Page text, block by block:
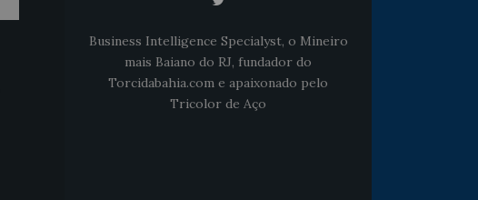
Business Intelligence Specialyst, o Mineiro
mais Baiano do RJ, fundador do
Torcidabahia.com e apaixonado pelo
Tricolor de Aço